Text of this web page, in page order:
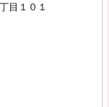
目１０１